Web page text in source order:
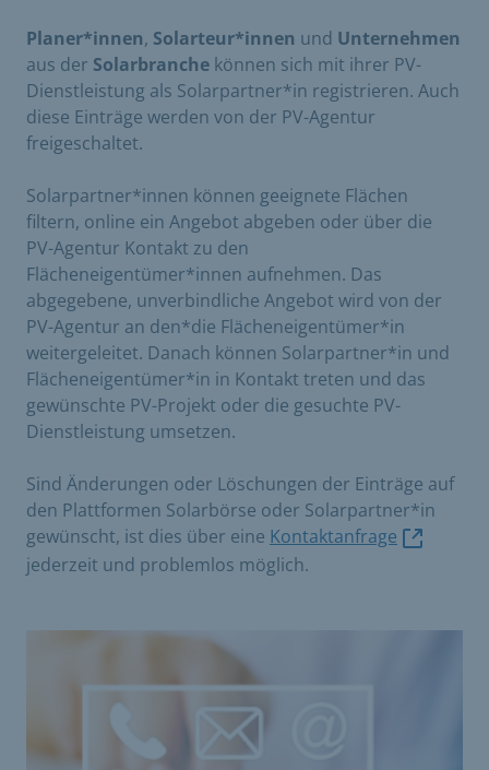
Planer*innen, Solarteur*innen und Unternehmen
aus der Solarbranche können sich mit ihrer PV-
Dienstleistung als Solarpartner*in registrieren. Auch
diese Einträge werden von der PV-Agentur
freigeschaltet.
Solarpartner*innen können geeignete Flächen
filtern, online ein Angebot abgeben oder über die
PV-Agentur Kontakt zu den
Flächeneigentümer*innen aufnehmen. Das
abgegebene, unverbindliche Angebot wird von der
PV-Agentur an den*die Flächeneigentümer*in
weitergeleitet. Danach können Solarpartner*in und
Flächeneigentümer*in in Kontakt treten und das
gewünschte PV-Projekt oder die gesuchte PV-
Dienstleistung umsetzen.
Sind Änderungen oder Löschungen der Einträge auf
den Plattformen Solarbörse oder Solarpartner*in
gewünscht, ist dies über eine Kontaktanfrage
jederzeit und problemlos möglich.